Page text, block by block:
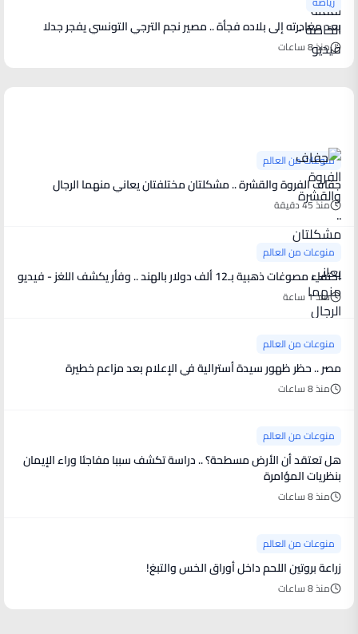
بعد مغادرته إلى بلاده فجأة .. مصير نجم الترجي التونسي يفجر جدلا
منذ 8 ساعات
منوعات من العالم
جفاف الفروة والقشرة .. مشكلتان مختلفتان يعاني منهما الرجال
منذ 45 دقيقة
منوعات من العالم
اختفاء مصوغات ذهبية بـ12 ألف دولار بالهند .. وفأر يكشف اللغز - فيديو
منذ 1 ساعة
منوعات من العالم
مصر .. حظر ظهور سيدة أسترالية في الإعلام بعد مزاعم خطيرة
منذ 8 ساعات
منوعات من العالم
هل تعتقد أن الأرض مسطحة؟ .. دراسة تكشف سببا مفاجئا وراء الإيمان
بنظريات المؤامرة
منذ 8 ساعات
منوعات من العالم
زراعة بروتين اللحم داخل أوراق الخس والتبغ!
منذ 8 ساعات